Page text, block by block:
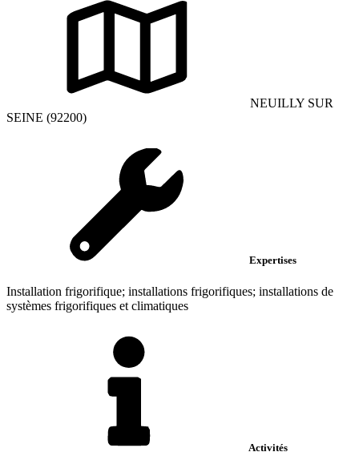
NEUILLY SUR
SEINE (92200)
Expertises
Installation frigorifique; installations frigorifiques; installations de
systèmes frigorifiques et climatiques
Activités